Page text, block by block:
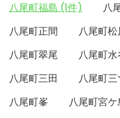
八尾町福島 (1件)
八
八尾町正間
八尾町
八尾町翠尾
八尾町水
八尾町三田
八尾町
八尾町峯
八尾町宮ケ